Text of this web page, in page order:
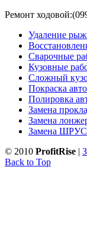
Ремонт
Удаление
Сварочные
Кузовные
Сложный
Покраска авто
Полировка
Замена
Замена
Замена
© 2010 ProfitRise |
Back to Top